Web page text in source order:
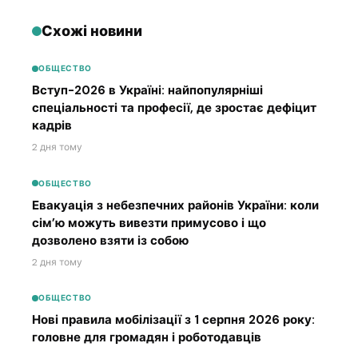
Схожі новини
ОБЩЕСТВО
Вступ-2026 в Україні: найпопулярніші
спеціальності та професії, де зростає дефіцит
кадрів
2 дня тому
ОБЩЕСТВО
Евакуація з небезпечних районів України: коли
сім’ю можуть вивезти примусово і що
дозволено взяти із собою
2 дня тому
ОБЩЕСТВО
Нові правила мобілізації з 1 серпня 2026 року:
головне для громадян і роботодавців